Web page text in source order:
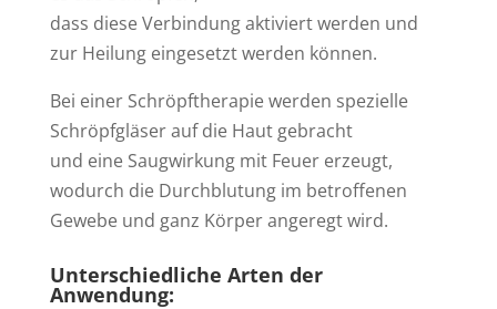
dass diese Verbindung aktiviert werden und
zur Heilung eingesetzt werden können.
Bei einer Schröpftherapie werden spezielle
Schröpfgläser auf die Haut gebracht
und eine Saugwirkung mit Feuer erzeugt,
wodurch die Durchblutung im betroffenen
Gewebe und ganz Körper angeregt wird.
Unterschiedliche Arten der
Anwendung: